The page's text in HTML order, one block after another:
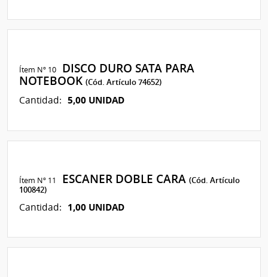
Ítem Nº 10
DISCO DURO SATA PARA
NOTEBOOK(Cód. Artículo 74652)
Cantidad: 5,00 UNIDAD
Ítem Nº 11 ESCANER DOBLE CARA(Cód. Artículo
100842)
Cantidad: 1,00 UNIDAD